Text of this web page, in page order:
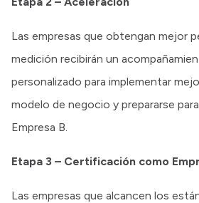
Las empresas que obtengan mejor
medición recibirán un
personalizado para implementar
modelo de negocio y prepararse
Empresa B.
Etapa 3 – Certificación como
Las empresas que alcancen los